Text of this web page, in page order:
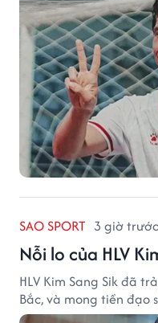
SAO SPORT 3 giờ trước
Nỗi lo của HLV
HLV Kim Sang Sik đã
Bắc, và mong tiền đạo